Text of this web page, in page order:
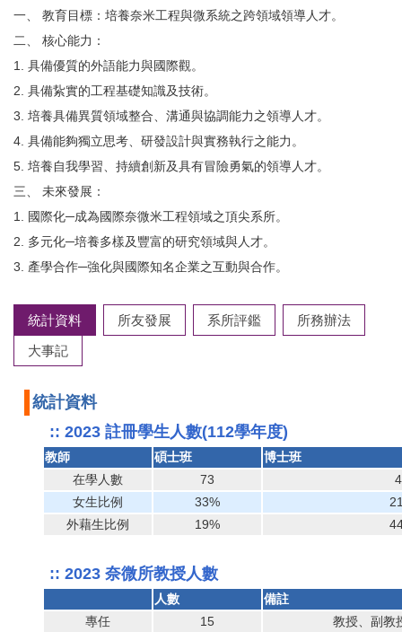
一、 教育目標：培養奈米工程與微系統之跨領域領導人才。
二、 核心能力：
1. 具備優質的外語能力與國際觀。
2. 具備紥實的工程基礎知識及技術。
3. 培養具備異質領域整合、溝通與協調能力之領導人才。
4. 具備能夠獨立思考、研發設計與實務執行之能力。
5. 培養自我學習、持續創新及具有冒險勇氣的領導人才。
三、 未來發展：
1. 國際化─成為國際奈微米工程領域之頂尖系所。
2. 多元化─培養多樣及豐富的研究領域與人才。
3. 產學合作─強化與國際知名企業之互動與合作。
統計資料 所友發展 系所評鑑
所務辦法
大事記
統計資料
:: 2023 註冊學生人數(112學年度)
教師 碩士班
博士班
在學人數
73
女生比例
33%
外藉生比例
19%
:: 2023 奈微所教授人數
人數
備註
專任
15
教授、副教